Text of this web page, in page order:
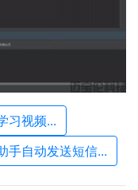
习视频...
手自动发送短信...